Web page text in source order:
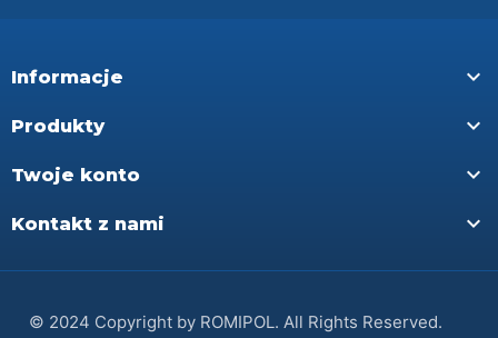
Informacje 
Produkty 
Twoje konto 
Kontakt z nami 
© 2024 Copyright by ROMIPOL. All Rights Reserved.